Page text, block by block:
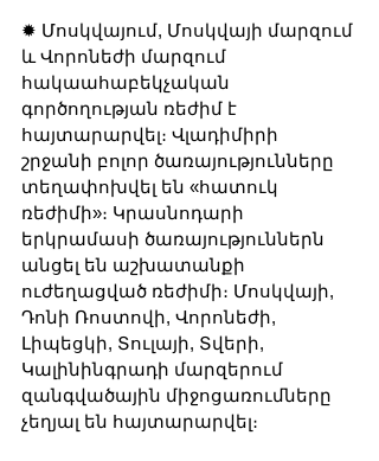
✹ Մոսկվայում, Մոսկվայի մարզում
և Վորոնեժի մարզում
հակաահաբեկչական
գործողության ռեժիմ է
հայտարարվել։ Վլադիմիրի
շրջանի բոլոր ծառայությունները
տեղափոխվել են «հատուկ
ռեժիմի»։ Կրասնոդարի
երկրամասի ծառայություններն
անցել են աշխատանքի
ուժեղացված ռեժիմի։ Մոսկվայի,
Դոնի Ռոստովի, Վորոնեժի,
Լիպեցկի, Տուլայի, Տվերի,
Կալինինգրադի մարզերում
զանգվածային միջոցառումները
չեղյալ են հայտարարվել։